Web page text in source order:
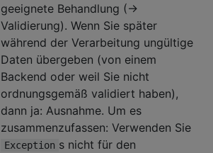
geeignete Behandlung (->
Validierung). Wenn Sie später
während der Verarbeitung ungültige
Daten übergeben (von einem
Backend oder weil Sie nicht
ordnungsgemäß validiert haben),
dann ja: Ausnahme. Um es
zusammenzufassen: Verwenden Sie
Exception s nicht für den